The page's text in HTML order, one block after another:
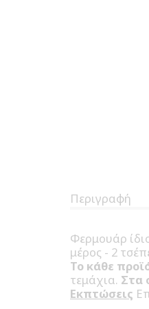
Περιγραφή
Φερμουάρ
μέρος - 2
Το κάθε
τεμάχια. Στα
Εκπτώσεις